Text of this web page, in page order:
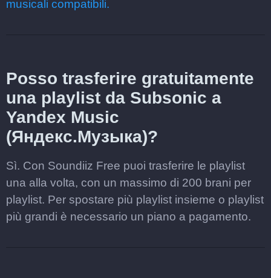
musicali compatibili.
Posso trasferire gratuitamente
una playlist da Subsonic a
Yandex Music
(Яндекс.Музыка)?
Sì. Con Soundiiz Free puoi trasferire le playlist
una alla volta, con un massimo di 200 brani per
playlist. Per spostare più playlist insieme o playlist
più grandi è necessario un piano a pagamento.